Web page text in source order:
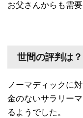
お父さんからも需要
世間の評判は？
ノーマディックに
金のないサラリー
るようでした。